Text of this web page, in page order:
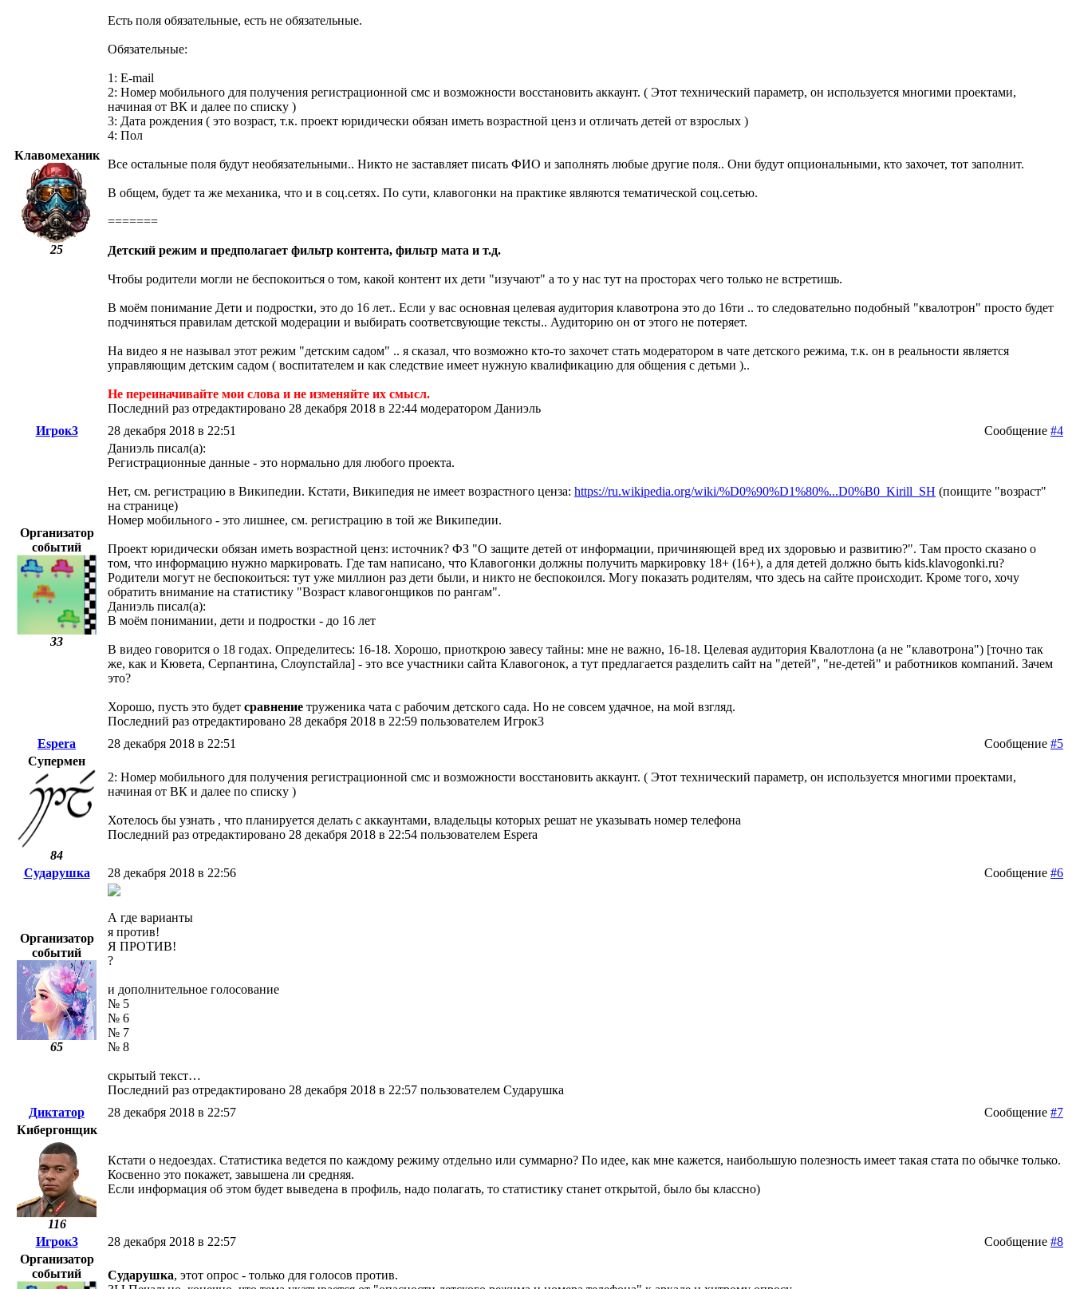
Клавомеханик
25
Есть поля обязательные, есть не обязательные.
Обязательные:
1: E-mail
2: Номер мобильного для получения регистрационной смс и возможности восстановить аккаунт. ( Этот технический параметр, он используется многими проектами,
начиная от ВК и далее по списку )
3: Дата рождения ( это возраст, т.к. проект юридически обязан иметь возрастной ценз и отличать детей от взрослых )
4: Пол
Все остальные поля будут необязательными.. Никто не заставляет писать ФИО и заполнять любые другие поля.. Они будут опциональными, кто захочет, тот заполнит.
В общем, будет та же механика, что и в соц.сетях. По сути, клавогонки на практике являются тематической соц.сетью.
=======
Детский режим и предполагает фильтр контента, фильтр мата и т.д.
Чтобы родители могли не беспокоиться о том, какой контент их дети "изучают" а то у нас тут на просторах чего только не встретишь.
В моём понимание Дети и подростки, это до 16 лет.. Если у вас основная целевая аудитория клавотрона это до 16ти .. то следовательно подобный "квалотрон" просто будет
подчиняться правилам детской модерации и выбирать соответсвующие тексты.. Аудиторию он от этого не потеряет.
На видео я не называл этот режим "детским садом" .. я сказал, что возможно кто-то захочет стать модератором в чате детского режима, т.к. он в реальности является
управляющим детским садом ( воспитателем и как следствие имеет нужную квалификацию для общения с детьми )..
Не переиначивайте мои слова и не изменяйте их смысл.
Последний раз отредактировано 28 декабря 2018 в 22:44 модератором Даниэль
Игрок3
Сообщение #4
28 декабря 2018 в 22:51
Организатор
событий
33
Даниэль писал(а):
Регистрационные данные - это нормально для любого проекта.
Нет, см. регистрацию в Википедии. Кстати, Википедия не имеет возрастного ценза: https://ru.wikipedia.org/wiki/%D0%90%D1%80%...D0%B0_Kirill_SH (поищите "возраст"
на странице)
Номер мобильного - это лишнее, см. регистрацию в той же Википедии.
Проект юридически обязан иметь возрастной ценз: источник? ФЗ "О защите детей от информации, причиняющей вред их здоровью и развитию?". Там просто сказано о
том, что информацию нужно маркировать. Где там написано, что Клавогонки должны получить маркировку 18+ (16+), а для детей должно быть kids.klavogonki.ru?
Родители могут не беспокоиться: тут уже миллион раз дети были, и никто не беспокоился. Могу показать родителям, что здесь на сайте происходит. Кроме того, хочу
обратить внимание на статистику "Возраст клавогонщиков по рангам".
Даниэль писал(а):
В моём понимании, дети и подростки - до 16 лет
В видео говорится о 18 годах. Определитесь: 16-18. Хорошо, приоткрою завесу тайны: мне не важно, 16-18. Целевая аудитория Квалотлона (а не "клавотрона") [точно так
же, как и Кювета, Серпантина, Слоупстайла] - это все участники сайта Клавогонок, а тут предлагается разделить сайт на "детей", "не-детей" и работников компаний. Зачем
это?
Хорошо, пусть это будет сравнение труженика чата с рабочим детского сада. Но не совсем удачное, на мой взгляд.
Последний раз отредактировано 28 декабря 2018 в 22:59 пользователем Игрок3
Espera
Сообщение #5
28 декабря 2018 в 22:51
Супермен
84
2: Номер мобильного для получения регистрационной смс и возможности восстановить аккаунт. ( Этот технический параметр, он используется многими проектами,
начиная от ВК и далее по списку )
Хотелось бы узнать , что планируется делать с аккаунтами, владельцы которых решат не указывать номер телефона
Последний раз отредактировано 28 декабря 2018 в 22:54 пользователем Espera
Сударушка Сообщение #6
28 декабря 2018 в 22:56
Организатор
событий
65
А где варианты
я против!
Я ПРОТИВ!
?
и дополнительное голосование
№ 5
№ 6
№ 7
№ 8
скрытый текст…
Последний раз отредактировано 28 декабря 2018 в 22:57 пользователем Сударушка
Диктатор
Сообщение #7
28 декабря 2018 в 22:57
Кибергонщик
116
Кстати о недоездах. Статистика ведется по каждому режиму отдельно или суммарно? По идее, как мне кажется, наибольшую полезность имеет такая стата по обычке только.
Косвенно это покажет, завышена ли средняя.
Если информация об этом будет выведена в профиль, надо полагать, то статистику станет открытой, было бы классно)
Игрок3 Сообщение #8
28 декабря 2018 в 22:57
Организатор
событий
Сударушка, этот опрос - только для голосов против.